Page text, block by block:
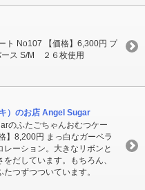
ト No107 【価格】6,300円 プ
ス S/M ２６枚使用
）のお店 Angel Sugar
のふたごちゃんおむつケー
8,200円 まっ白なガーベラ
レーション。大きなリボンと
だしています。もちろん、
つずつついています。